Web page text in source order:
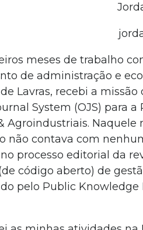
meses de trabalho
de administração e
Lavras, recebi a missão
System (OJS) para a
Agroindustriais. Naquele
não contava com
processo editorial da
código aberto) de
pelo Public Knowledge